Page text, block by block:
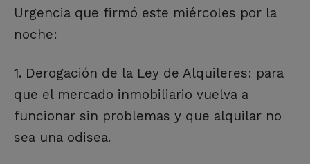
Urgencia que firmó este miércoles por la
noche:
1. Derogación de la Ley de Alquileres: para
que el mercado inmobiliario vuelva a
funcionar sin problemas y que alquilar no
sea una odisea.